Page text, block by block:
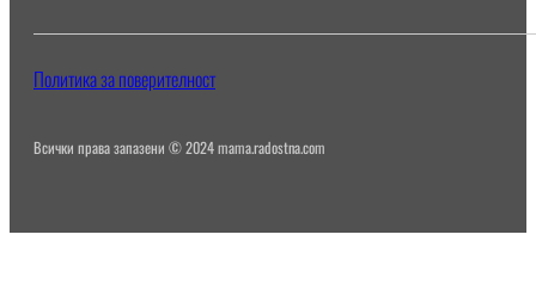
Всички права запазени © 2024 mama.radostna.com
Политика за поверителност